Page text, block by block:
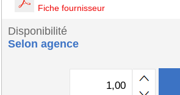
Fiche fournisseur
Disponibilité
Selon agence